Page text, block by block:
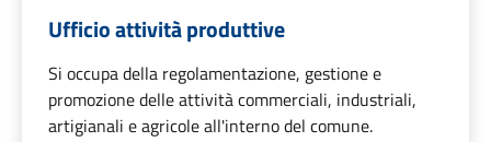
Ufficio attività produttive
Si occupa della regolamentazione, gestione e
promozione delle attività commerciali, industriali,
artigianali e agricole all'interno del comune.